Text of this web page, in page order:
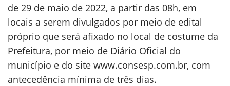
de 29 de maio de 2022, a partir das 08h, em
locais a serem divulgados por meio de edital
próprio que será afixado no local de costume da
Prefeitura, por meio de Diário Oficial do
município e do site www.consesp.com.br, com
antecedência mínima de três dias.